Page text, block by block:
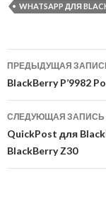
WHATSAPP ДЛЯ
Навигация
по
записям
ПРЕДЫДУЩАЯ
BlackBerry P’9982
СЛЕДУЮЩАЯ ЗАПИСЬ
QuickPost для
BlackBerry Z30